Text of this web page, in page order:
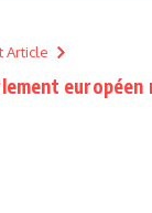
Article